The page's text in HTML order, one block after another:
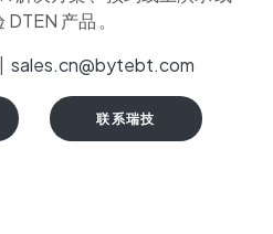
产品 。
sales.cn@bytebt.com
联系瑞技